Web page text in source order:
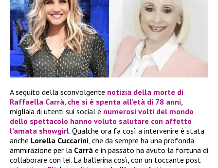
A seguito della sconvolgente notizia della morte di
Raffaella Carrà, che si è spenta all’età di 78 anni,
migliaia di utenti sui social e numerosi volti del mondo
dello spettacolo hanno voluto salutare con affetto
l’amata showgirl. Qualche ora fa così a intervenire è stata
anche Lorella Cuccarini, che da sempre ha una profonda
ammirazione per la Carrà e in passato ha avuto la fortuna di
collaborare con lei. La ballerina così, con un toccante post